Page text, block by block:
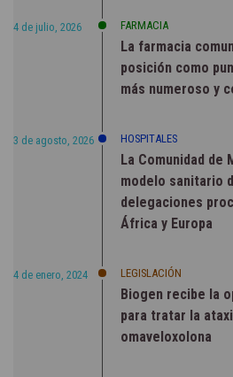
4 de julio, 2026 FARMACIA
La farmacia
posición como
más numeroso y
3 de agosto, 2026 HOSPITALES
La Comunidad de
modelo sanitario
delegaciones
África y Europa
4 de enero, 2024 LEGISLACIÓN
Biogen recibe la
para tratar la
omaveloxolona